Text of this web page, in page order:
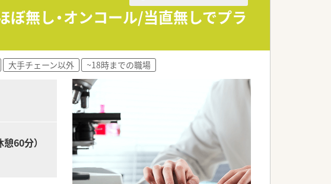
ぼ無し・オンコール/当直無しでプラ
大手チェーン以外 ~18時までの職場
60分）